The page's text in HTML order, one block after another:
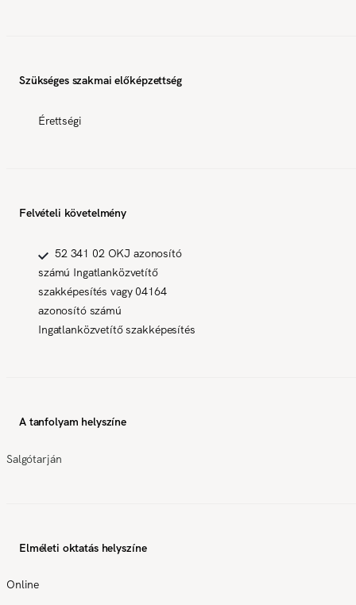
Szükséges szakmai előképzettség
Érettségi
Felvételi követelmény
52 341 02 OKJ azonosító
számú Ingatlanközvetítő
szakképesítés vagy 04164
azonosító számú
Ingatlanközvetítő szakképesítés
A tanfolyam helyszíne
Salgótarján
Elméleti oktatás helyszíne
Online